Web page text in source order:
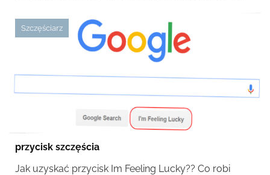
Szczęściarz
przycisk szczęścia
Jak uzyskać przycisk Im Feeling Lucky?? Co robi